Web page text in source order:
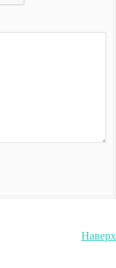
Наверх